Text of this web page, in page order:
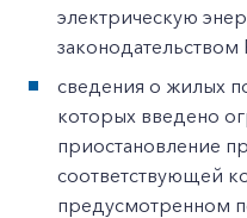
электрическую
сведения о жилых
которых введено
приостановление
соответствующей
предусмотренном